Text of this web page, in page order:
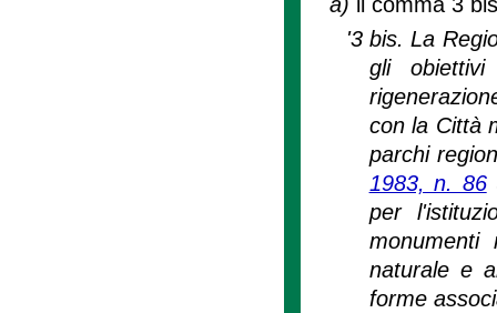
'3 bis. La
gli
con la Città
parchi
1983, n. 86
per
monumenti
naturale e
forme